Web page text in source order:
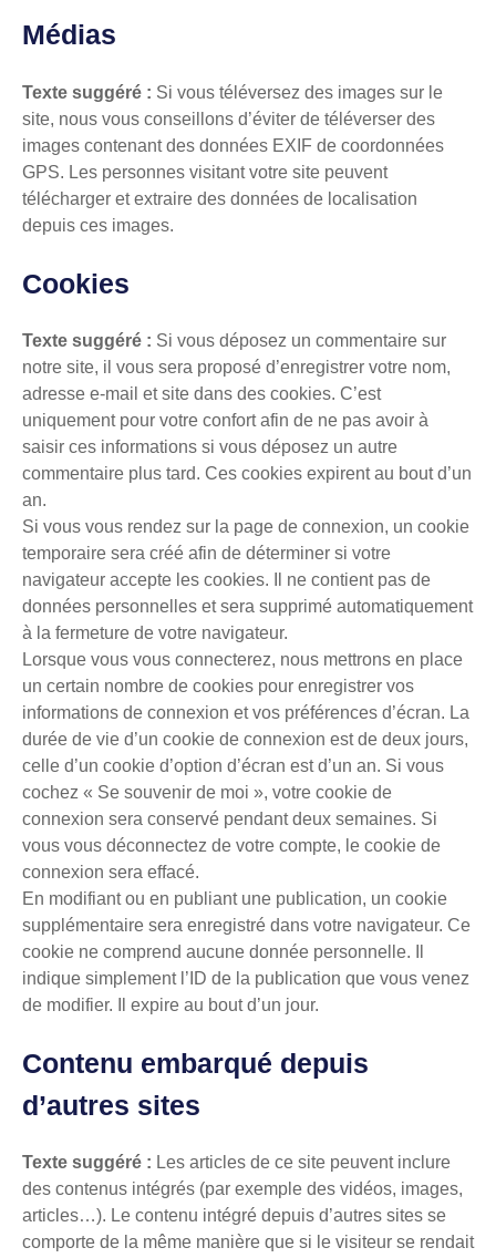
Médias
Texte suggéré : Si vous téléversez des images sur le
site, nous vous conseillons d’éviter de téléverser des
images contenant des données EXIF de coordonnées
GPS. Les personnes visitant votre site peuvent
télécharger et extraire des données de localisation
depuis ces images.
Cookies
Texte suggéré : Si vous déposez un commentaire sur
notre site, il vous sera proposé d’enregistrer votre nom,
adresse e-mail et site dans des cookies. C’est
uniquement pour votre confort afin de ne pas avoir à
saisir ces informations si vous déposez un autre
commentaire plus tard. Ces cookies expirent au bout d’un
an.
Si vous vous rendez sur la page de connexion, un cookie
temporaire sera créé afin de déterminer si votre
navigateur accepte les cookies. Il ne contient pas de
données personnelles et sera supprimé automatiquement
à la fermeture de votre navigateur.
Lorsque vous vous connecterez, nous mettrons en place
un certain nombre de cookies pour enregistrer vos
informations de connexion et vos préférences d’écran. La
durée de vie d’un cookie de connexion est de deux jours,
celle d’un cookie d’option d’écran est d’un an. Si vous
cochez « Se souvenir de moi », votre cookie de
connexion sera conservé pendant deux semaines. Si
vous vous déconnectez de votre compte, le cookie de
connexion sera effacé.
En modifiant ou en publiant une publication, un cookie
supplémentaire sera enregistré dans votre navigateur. Ce
cookie ne comprend aucune donnée personnelle. Il
indique simplement l’ID de la publication que vous venez
de modifier. Il expire au bout d’un jour.
Contenu embarqué depuis
d’autres sites
Texte suggéré : Les articles de ce site peuvent inclure
des contenus intégrés (par exemple des vidéos, images,
articles…). Le contenu intégré depuis d’autres sites se
comporte de la même manière que si le visiteur se rendait